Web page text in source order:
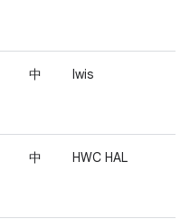
中 lwis
中 HWC HAL